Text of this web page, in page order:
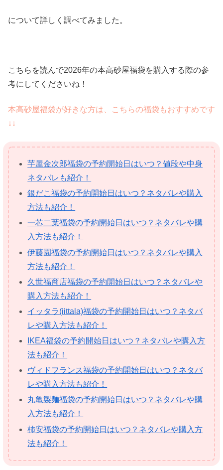
について詳しく調べてみました。
こちらを読んで2026年の本高砂屋福袋を購入する際の参
考にしてくださいね！
本高砂屋福袋が好きな方は、こちらの福袋もおすすめです
↓↓
芋屋金次郎福袋の予約開始日はいつ？値段や中身
ネタバレも紹介！
銀だこ福袋の予約開始日はいつ？ネタバレや購入
方法も紹介！
一芯二葉福袋の予約開始日はいつ？ネタバレや購
入方法も紹介！
伊藤園福袋の予約開始日はいつ？ネタバレや購入
方法も紹介！
久世福商店福袋の予約開始日はいつ？ネタバレや
購入方法も紹介！
イッタラ(iittala)福袋の予約開始日はいつ？ネタバ
レや購入方法も紹介！
IKEA福袋の予約開始日はいつ？ネタバレや購入方
法も紹介！
ヴィドフランス福袋の予約開始日はいつ？ネタバ
レや購入方法も紹介！
丸亀製麺福袋の予約開始日はいつ？ネタバレや購
入方法も紹介！
柿安福袋の予約開始日はいつ？ネタバレや購入方
法も紹介！